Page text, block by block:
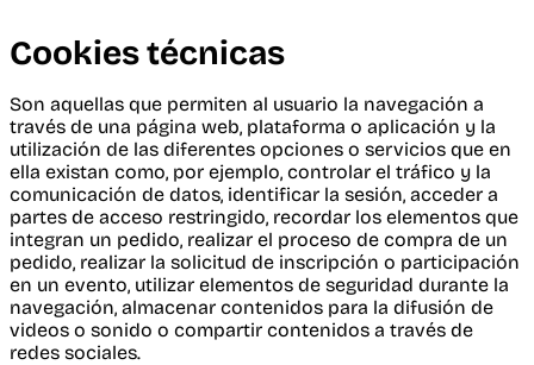
Cookies técnicas
Son aquellas que permiten al usuario la navegación a
través de una página web, plataforma o aplicación y la
utilización de las diferentes opciones o servicios que en
ella existan como, por ejemplo, controlar el tráfico y la
comunicación de datos, identificar la sesión, acceder a
partes de acceso restringido, recordar los elementos que
integran un pedido, realizar el proceso de compra de un
pedido, realizar la solicitud de inscripción o participación
en un evento, utilizar elementos de seguridad durante la
navegación, almacenar contenidos para la difusión de
videos o sonido o compartir contenidos a través de
redes sociales.